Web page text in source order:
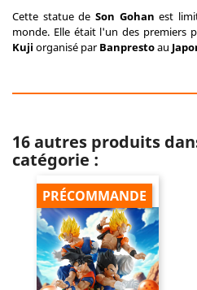
Cette statue de Son Gohan est
monde. Elle était l'un des premiers
Kuji organisé parBanprestoau
16 autres produits
catégorie :
PRÉCOMMANDE